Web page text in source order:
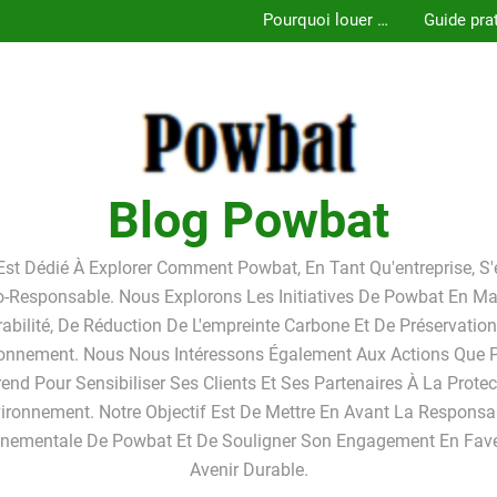
box de stockage ?
pour l’achat
Pourquoi louer un
box de stockage ?
Guide
pour
Pourquoi louer un
Blog Powbat
Dédié À Explorer Comment Powbat, En Tant Qu'entreprise,
Responsable. Nous Explorons Les Initiatives De Powbat En
De Réduction De L'empreinte Carbone Et De
Nous Nous Intéressons Également Aux Actions Que
Pour Sensibiliser Ses Clients Et Ses Partenaires À La
Notre Objectif Est De Mettre En Avant La
De Powbat Et De Souligner Son Engagement En
Avenir Durable.